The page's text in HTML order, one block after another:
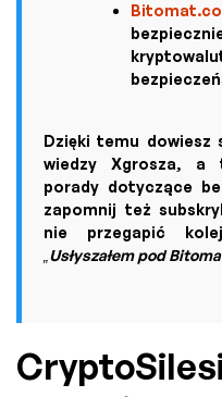
Dzięki temu dowiesz
wiedzy Xgrosza, a
porady dotyczące
zapomnij też
nie przegapić
„Usłyszałem pod